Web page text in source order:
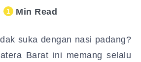
1 Min Read
suka dengan nasi padang?
Barat ini memang selalu